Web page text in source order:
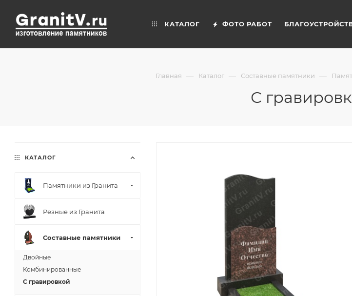
КАТАЛОГ ФОТО РАБОТ
Главная — Каталог — Составные памятники —
С
КАТАЛОГ
Памятники из Гранита
Резные из Гранита
Составные памятники
Двойные
Комбинированные
С гравировкой